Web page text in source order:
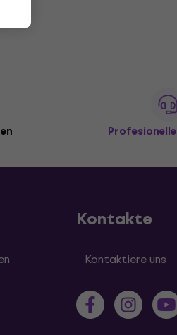
Kontakte
Kontaktiere uns